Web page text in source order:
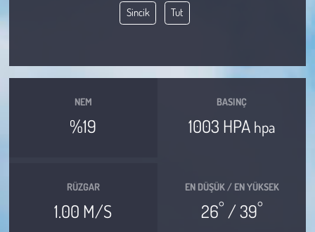
Sincik Tut
NEM
%19
BASINÇ
1003 HPA hpa
RÜZGAR
1.00 M/S
EN DÜŞÜK / EN YÜKSEK
26°/ 39°
Günün İçinden
Vefat İlanları
Tarım